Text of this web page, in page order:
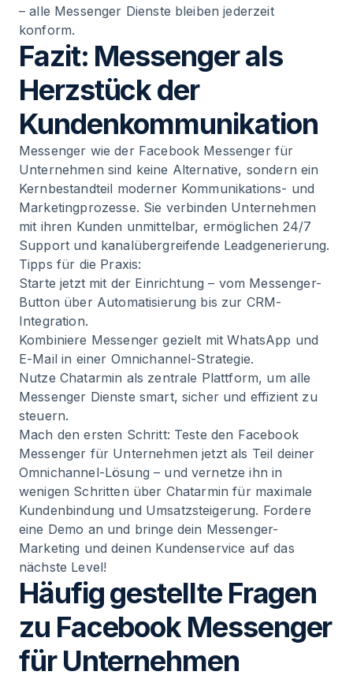
– alle Messenger Dienste bleiben jederzeit
konform.
Fazit: Messenger als
Herzstück der
Kundenkommunikation
Messenger wie der Facebook Messenger für
Unternehmen sind keine Alternative, sondern ein
Kernbestandteil moderner Kommunikations- und
Marketingprozesse. Sie verbinden Unternehmen
mit ihren Kunden unmittelbar, ermöglichen 24/7
Support und kanalübergreifende Leadgenerierung.
Tipps für die Praxis:
Starte jetzt mit der Einrichtung – vom Messenger-
Button über Automatisierung bis zur CRM-
Integration.
Kombiniere Messenger gezielt mit WhatsApp und
E-Mail in einer Omnichannel-Strategie.
Nutze Chatarmin als zentrale Plattform, um alle
Messenger Dienste smart, sicher und effizient zu
steuern.
Mach den ersten Schritt: Teste den Facebook
Messenger für Unternehmen jetzt als Teil deiner
Omnichannel-Lösung – und vernetze ihn in
wenigen Schritten über Chatarmin für maximale
Kundenbindung und Umsatzsteigerung. Fordere
eine Demo an und bringe dein Messenger-
Marketing und deinen Kundenservice auf das
nächste Level!
Häufig gestellte Fragen
zu Facebook Messenger
für Unternehmen